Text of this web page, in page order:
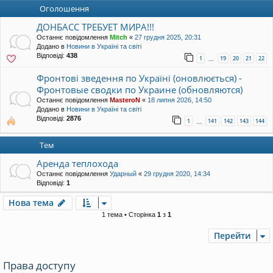
Оголошення
ДОНБАСС ТРЕБУЕТ МИРА!!!
Останнє повідомлення Mitch « 27 грудня 2025, 20:31
Додано в Новини в Україні та світі
Відповіді: 438 1 … 19 20 21 22
Фронтові зведення по Україні (оновлюється) -
Фронтовые сводки по Украине (обновляются)
Останнє повідомлення MasteroN « 18 липня 2026, 14:50
Додано в Новини в Україні та світі
Відповіді: 2876 1 … 141 142 143 144
Тем
Аренда теплохода
Останнє повідомлення Ударный « 29 грудня 2020, 14:34
Відповіді: 1
Нова тема
1 тема • Сторінка 1 з 1
Перейти
Права доступу